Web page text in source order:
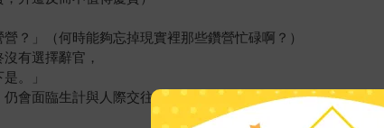
？」（何時能夠忘掉現實裡那些鑽營忙碌啊？）
有選擇辭官，
。」
仍會面臨生計與人際交往，不如達觀面對。）